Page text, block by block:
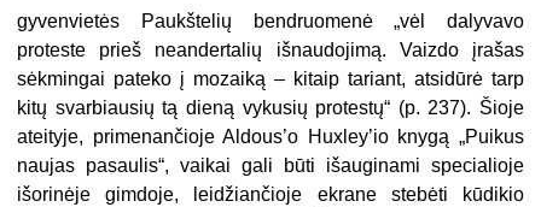
gyvenvietės Paukštelių bendruomenė „vėl dalyvavo
proteste prieš neandertalių išnaudojimą. Vaizdo įrašas
sėkmingai pateko į mozaiką – kitaip tariant, atsidūrė tarp
kitų svarbiausių tą dieną vykusių protestų“ (p. 237). Šioje
ateityje, primenančioje Aldous’o Huxley’io knygą „Puikus
naujas pasaulis“, vaikai gali būti išauginami specialioje
išorinėje gimdoje, leidžiančioje ekrane stebėti kūdikio